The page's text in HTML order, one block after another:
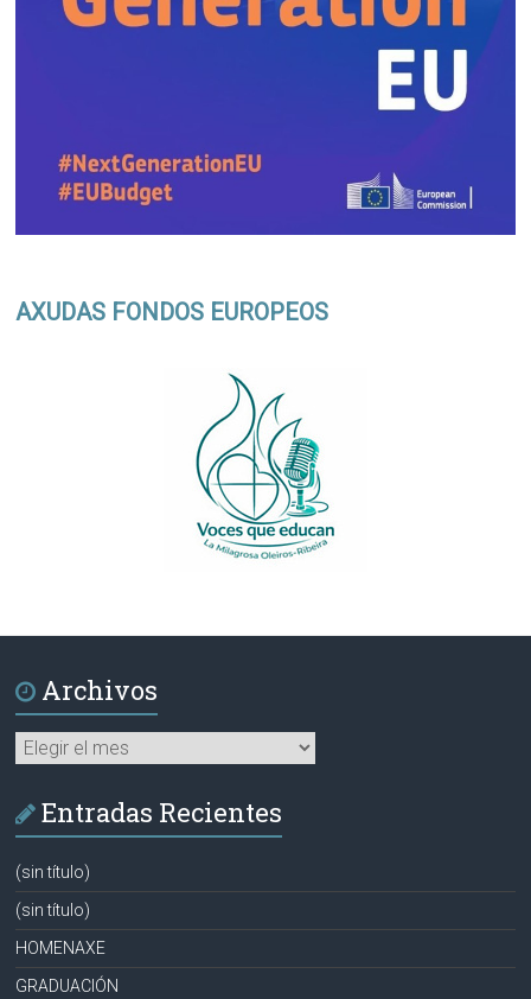
AXUDAS FONDOS EUROPEOS
Archivos
Archivos
Entradas Recientes
(sin título)
(sin título)
HOMENAXE
GRADUACIÓN